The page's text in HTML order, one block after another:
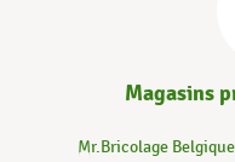
Magasins
Mr.Bricolage